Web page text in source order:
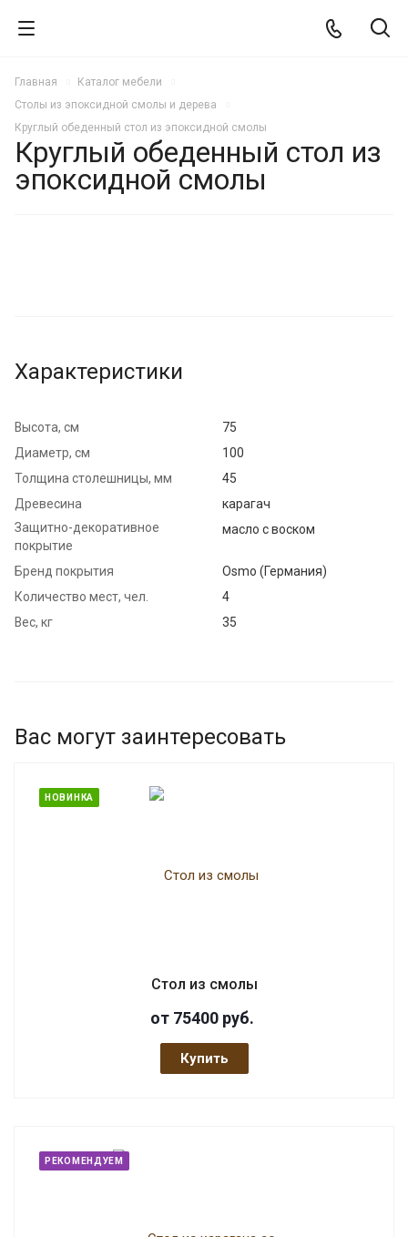
Главная
Каталог мебели
Столы из эпоксидной смолы и дерева
Круглый обеденный стол из эпоксидной смолы
Круглый обеденный стол из
эпоксидной смолы
Характеристики
Высота, см
75
Диаметр, см
100
Толщина столешницы, мм
45
Древесина
карагач
Защитно-декоративное
покрытие
масло с воском
Бренд покрытия
Osmo (Германия)
Количество мест, чел.
4
Вес, кг
35
Вас могут заинтересовать
НОВИНКА
Стол из смолы
от 75400 руб.
Купить
РЕКОМЕНДУЕМ